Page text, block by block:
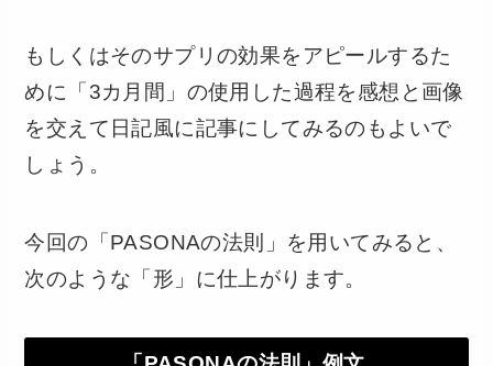
もしくはそのサプリの効果をアピールするた
めに「3カ月間」の使用した過程を感想と画像
を交えて日記風に記事にしてみるのもよいで
しょう。
今回の「PASONAの法則」を用いてみると、
次のような「形」に仕上がります。